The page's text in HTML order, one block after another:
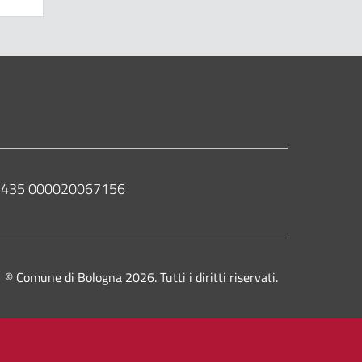
000020067156
© Comune di Bologna 2026. Tutti i diritti riservati.